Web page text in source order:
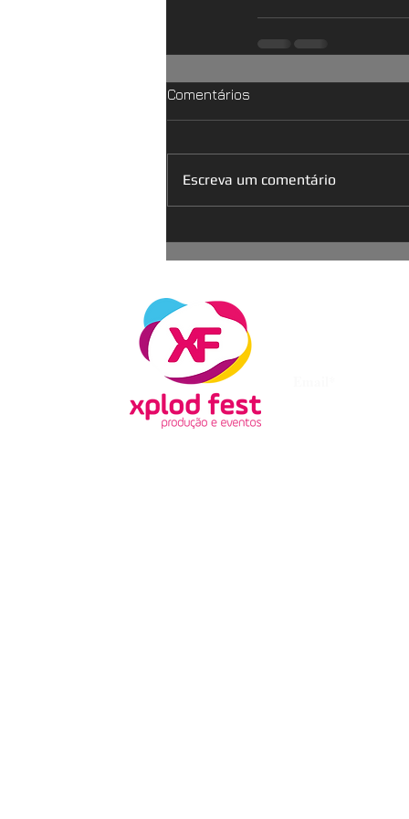
Comentários
Escreva um comentário